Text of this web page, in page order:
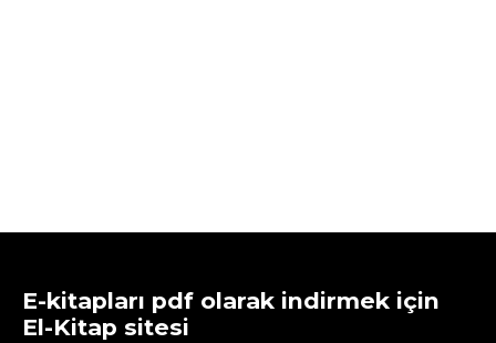
E-kitapları pdf olarak indirmek için
El-Kitap sitesi